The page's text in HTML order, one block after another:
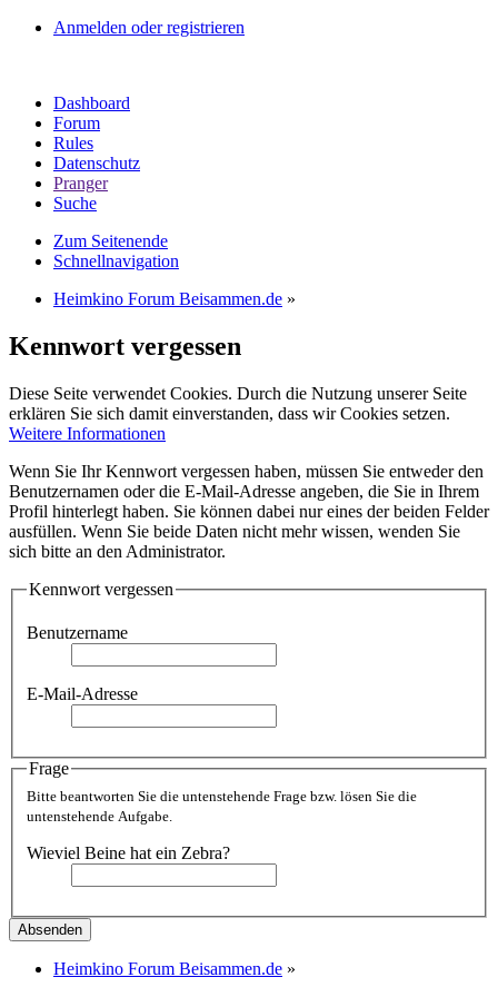
Anmelden oder registrieren
Dashboard
Forum
Rules
Datenschutz
Pranger
Suche
Zum Seitenende
Schnellnavigation
Heimkino Forum Beisammen.de »
Kennwort vergessen
Diese Seite verwendet Cookies. Durch die Nutzung unserer Seite
erklären Sie sich damit einverstanden, dass wir Cookies setzen.
Weitere Informationen
Wenn Sie Ihr Kennwort vergessen haben, müssen Sie entweder den
Benutzernamen oder die E-Mail-Adresse angeben, die Sie in Ihrem
Profil hinterlegt haben. Sie können dabei nur eines der beiden Felder
ausfüllen. Wenn Sie beide Daten nicht mehr wissen, wenden Sie
sich bitte an den Administrator.
Kennwort vergessen
Benutzername
E-Mail-Adresse
Frage
Bitte beantworten Sie die untenstehende Frage bzw. lösen Sie die
untenstehende Aufgabe.
Wieviel Beine hat ein Zebra?
Heimkino Forum Beisammen.de »